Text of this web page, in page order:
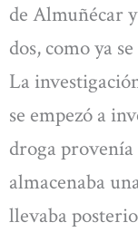
de Almuñécar
dos, como ya
La
se empezó a
droga
almacenaba
llevaba